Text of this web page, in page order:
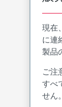
現在
に連
製品
ご注
すべ
せん。